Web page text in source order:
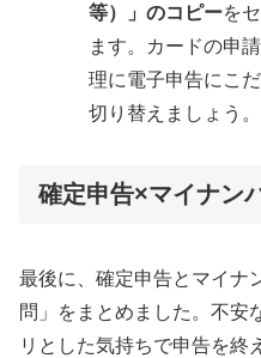
等）」のコピーを
ます。カードの申
理に電子申告にこ
切り替えましょう。
確定申告×マイナン
最後に、確定申告とマイナ
問」をまとめました。不安
リとした気持ちで申告を終